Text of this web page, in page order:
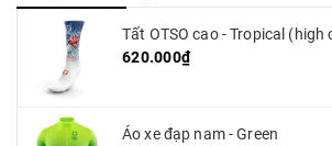
Tất OTSO cao - Tropical (high
620.000₫
Áo xe đạp nam - Green